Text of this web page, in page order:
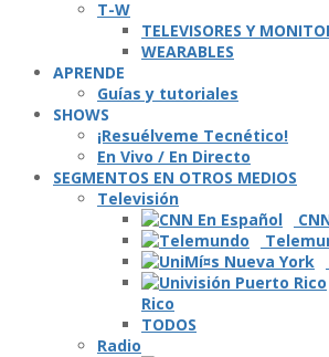
T-W
TELEVISORES Y
WEARABLES
APRENDE
Guí­as y tutoriales
SHOWS
¡Resuélveme Tecnético!
En Vivo / En Directo
SEGMENTOS EN OTROS MEDIOS
Televisión
Rico
TODOS
Radio